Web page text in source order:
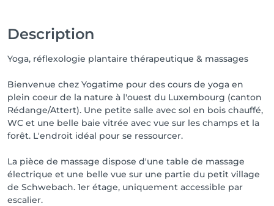
P & R Schwebach Pont à 8 minutes à pied.
Langues : Lux/Fr/De/(Eng)
Description
Yoga, réflexologie plantaire thérapeutique & massages
Bienvenue chez Yogatime pour des cours de yoga en
plein coeur de la nature à l'ouest du Luxembourg (canton
Rédange/Attert). Une petite salle avec sol en bois chauffé,
WC et une belle baie vitrée avec vue sur les champs et la
forêt. L'endroit idéal pour se ressourcer.
La pièce de massage dispose d'une table de massage
électrique et une belle vue sur une partie du petit village
de Schwebach. 1er étage, uniquement accessible par
escalier.